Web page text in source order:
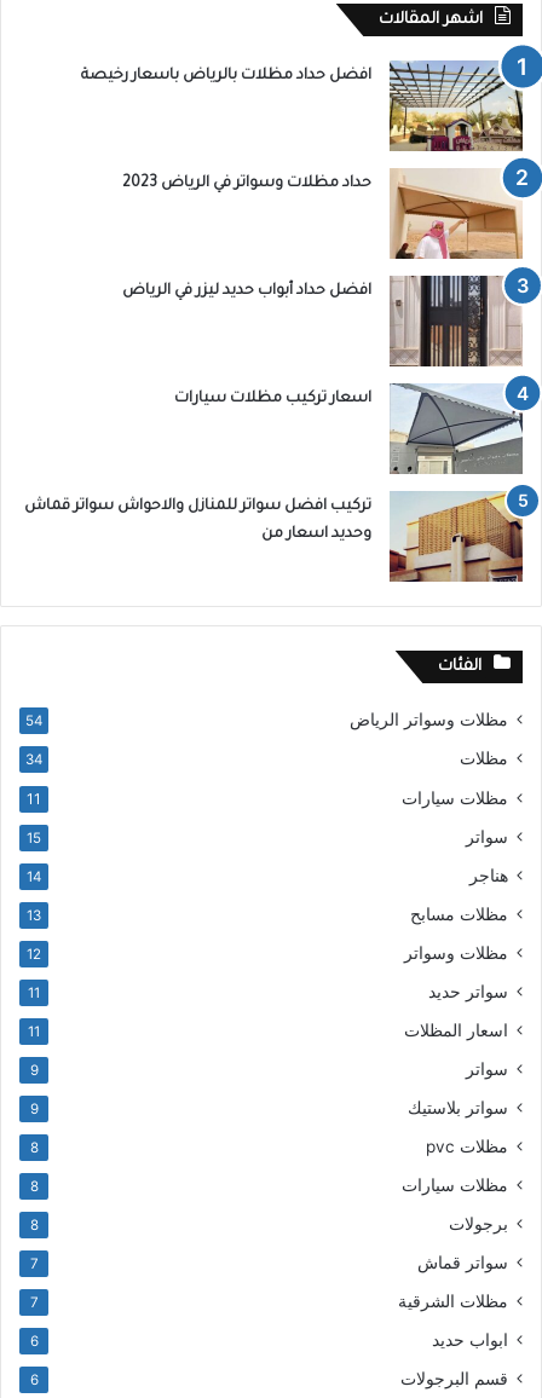
اشهر المقالات
افضل حداد مظلات بالرياض باسعار رخيصة
حداد مظلات وسواتر في الرياض 2023
افضل حداد أبواب حديد ليزر في الرياض
اسعار تركيب مظلات سيارات
تركيب افضل سواتر للمنازل والاحواش سواتر قماش
وحديد اسعار من
الفئات
مظلات وسواتر الرياض 54
مظلات 34
مظلات سيارات 11
سواتر 15
هناجر 14
مظلات مسابح 13
مظلات وسواتر 12
سواتر حديد 11
اسعار المظلات 11
سواتر 9
سواتر بلاستيك 9
مظلات pvc 8
مظلات سيارات 8
برجولات 8
سواتر قماش 7
مظلات الشرقية 7
ابواب حديد 6
قسم البرجولات 6